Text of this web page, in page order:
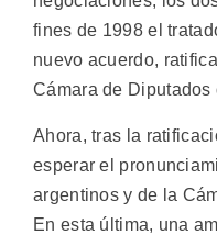
fines de 1998 el
nuevo acuerdo,
Cámara de Diputados
Ahora, tras la
esperar el
argentinos y de la
En esta última, una